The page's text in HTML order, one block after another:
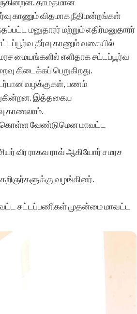
காணும் விதமாக நீதிமன்றங்கள்
மனுதாரர் மற்றும் எதிர்மனுதாரர்
தீர்வு காணும் வகையில்
மையங்களில் எளிதாக சட்டப்பூர்வ
கிடைக்கப் பெறுகிறது.
வழக்குகள், பணம்
இத்தகைய
காணலாம்.
வேண்டுமென மாவட்ட
வீர ராகவ ராவ் ஆகியோர் சமரச
வழங்கினர்.
சட்டப்பணிகள் முதன்மை மாவட்ட